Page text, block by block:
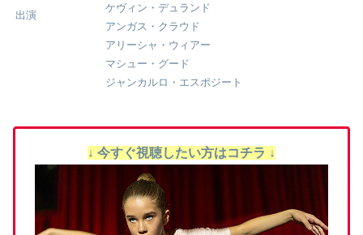
出演
ケヴィン・デュランド
アンガス・クラウド
アリーシャ・ウィアー
マシュー・グード
ジャンカルロ・エスポジート
↓ 今すぐ視聴したい方はコチラ ↓